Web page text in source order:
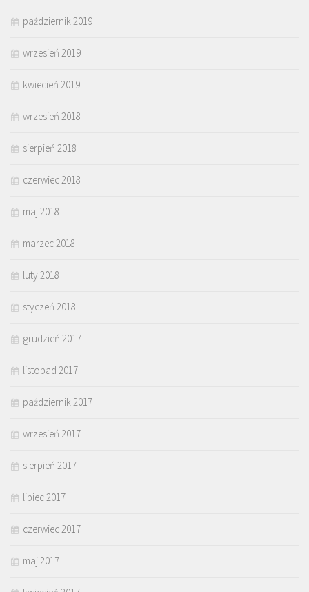
październik 2019
wrzesień 2019
kwiecień 2019
wrzesień 2018
sierpień 2018
czerwiec 2018
maj 2018
marzec 2018
luty 2018
styczeń 2018
grudzień 2017
listopad 2017
październik 2017
wrzesień 2017
sierpień 2017
lipiec 2017
czerwiec 2017
maj 2017